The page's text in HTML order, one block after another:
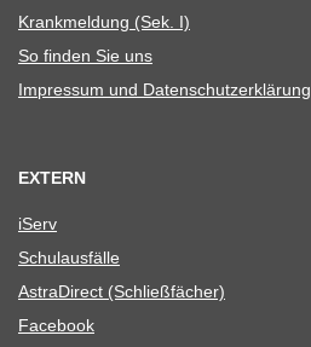
Krank­mel­dung (Sek. I)
So fin­den Sie uns
Impres­sum und Datenschutzerklärung
EXTERN
iServ
Schul­aus­fälle
Astra­Di­rect (Schließ­fä­cher)
Face­book